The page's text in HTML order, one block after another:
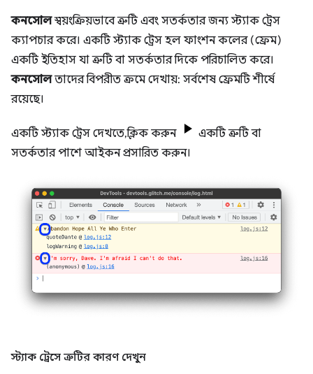
কনসোলস্বয়ংক্রিয়ভাবে ত্রুটি এবং সতর্কতার জন্য স্ট্যাক ট্রেস
ক্যাপচার করে। একটি স্ট্যাক ট্রেস হল ফাংশন কলের (ফ্রেম)
একটি ইতিহাস যা ত্রুটি বা সতর্কতার দিকে পরিচালিত করে।
কনসোলতাদের বিপরীত ক্রমে দেখায়: সর্বশেষ ফ্রেমটি শীর্ষে
রয়েছে।
একটি স্ট্যাক ট্রেস দেখতে, ক্লিক করুন
একটি ত্রুটি বা
সতর্কতার পাশে আইকন প্রসারিত করুন।
স্ট্যাক ট্রেসে ত্রুটির কারণ দেখুন